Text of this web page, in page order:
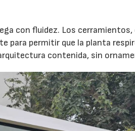
con fluidez. Los
para permitir que la planta
contenida, sin